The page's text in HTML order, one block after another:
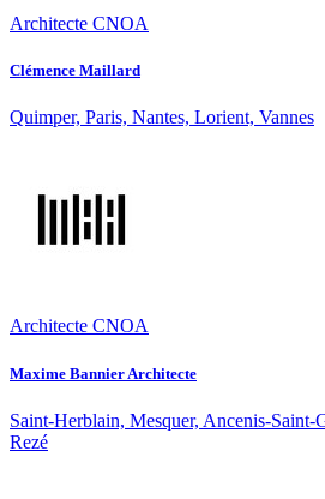
Architecte CNOA
Clémence Maillard
Quimper, Paris, Nantes, Lorient, Vannes
Architecte CNOA
Maxime Bannier Architecte
Saint-Herblain, Mesquer, Ancenis-Saint-
Rezé